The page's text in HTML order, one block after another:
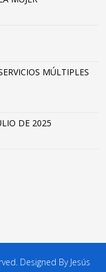
MÚLTIPLES
DE 2025
Designed By Jesús